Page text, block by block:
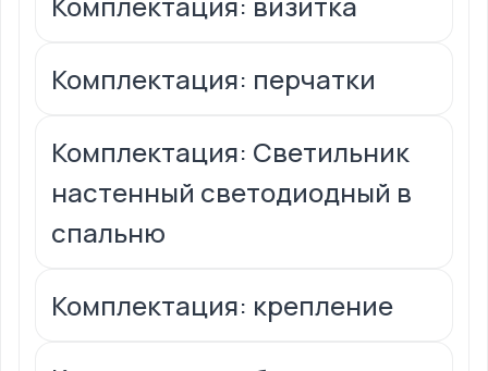
Комплектация: перчатки
Комплектация: Светильник
настенный светодиодный в
спальню
Комплектация: крепление